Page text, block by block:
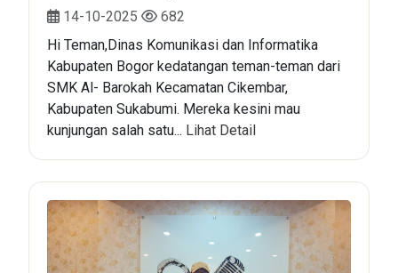
14-10-2025
682
Hi Teman,Dinas Komunikasi dan Informatika
Kabupaten Bogor kedatangan teman-teman dari
SMK Al- Barokah Kecamatan Cikembar,
Kabupaten Sukabumi. Mereka kesini mau
kunjungan salah satu... Lihat Detail